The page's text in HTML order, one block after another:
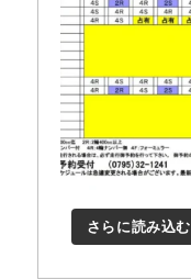
さらに読み込む